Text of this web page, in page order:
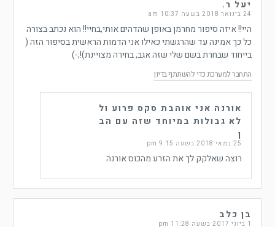
יעל ר.
24 בינואר 2018 בשעה 10:37 am
היי!! איזה סיפור מחרמן באופן שהדהים אותי,בחיי!! הוא נכתב בצורה
כל כך אמינה עד שהרגשתי כאילו אני הדמות הראשית בסיפור הזה (
בייחוד שבחרת בשם שלי שזה אגב, בחירה מצויינת)!;-)
התחבר למערכת כדי להשתתף בדיון
אורנה אני אוהבת סקס פרוע ול
לא גבולות במיוחד שזה עם הב
ן
25 במאי 2018 בשעה 9:15 pm
רוצה שאלקק לך את הזרע מהכוס אורנה
בן כלב
1 ביוני 2017 בשעה 11:28 pm